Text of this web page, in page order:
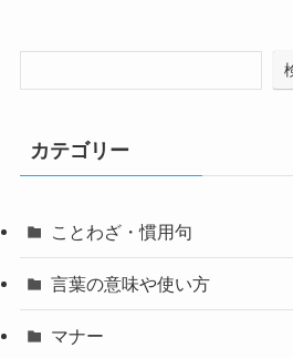
カテゴリー
ことわざ・慣用句
言葉の意味や使い方
マナー